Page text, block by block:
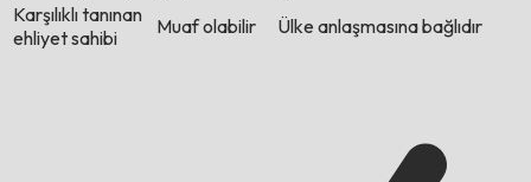
Karşılıklı tanınan
ehliyet sahibi
Muaf olabilir Ülke anlaşmasına bağlıdır